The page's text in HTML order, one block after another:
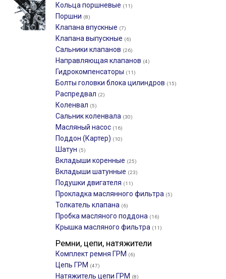
Кольца поршневые (11)
Поршни (8)
Клапана впускные (7)
Клапана выпускные (6)
Сальники клапанов (26)
Направляющая клапанов (4)
Гидрокомпенсаторы (11)
Болты головки блока цилиндров (15)
Распредвал (2)
Коленвал (5)
Сальник коленвала (30)
Масляный насос (16)
Поддон (Картер) (10)
Шатун (5)
Вкладыши коренные (25)
Вкладыши шатунные (23)
Подушки двигателя (11)
Прокладка маслянного фильтра (5)
Толкатель клапана (6)
Пробка масляного поддона (16)
Крышка масляного фильтра (11)
Ремни, цепи, натяжители
Комплект ремня ГРМ (6)
Цепь ГРМ (47)
Натяжитель цепи ГРМ (8)